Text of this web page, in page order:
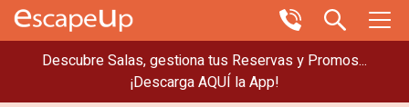
Descubre Salas, gestiona tus Reservas y Promos...
¡Descarga AQUÍ la App!